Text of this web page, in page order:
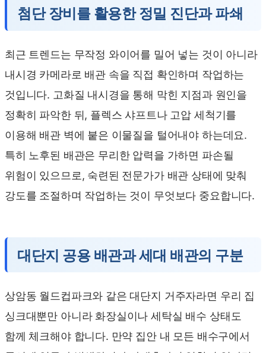
첨단 장비를 활용한 정밀 진단과 파쇄
최근 트렌드는 무작정 와이어를 밀어 넣는 것이 아니라
내시경 카메라로 배관 속을 직접 확인하며 작업하는
것입니다. 고화질 내시경을 통해 막힌 지점과 원인을
정확히 파악한 뒤, 플렉스 샤프트나 고압 세척기를
이용해 배관 벽에 붙은 이물질을 털어내야 하는데요.
특히 노후된 배관은 무리한 압력을 가하면 파손될
위험이 있으므로, 숙련된 전문가가 배관 상태에 맞춰
강도를 조절하며 작업하는 것이 무엇보다 중요합니다.
대단지 공용 배관과 세대 배관의 구분
상암동 월드컵파크와 같은 대단지 거주자라면 우리 집
싱크대뿐만 아니라 화장실이나 세탁실 배수 상태도
함께 체크해야 합니다. 만약 집안 내 모든 배수구에서